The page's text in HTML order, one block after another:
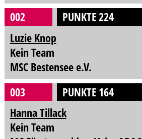
002
PUNKTE 224
Luzie Knop
Kein Team
MSC Bestensee e.V.
003
PUNKTE 164
Hanna Tillack
Kein Team